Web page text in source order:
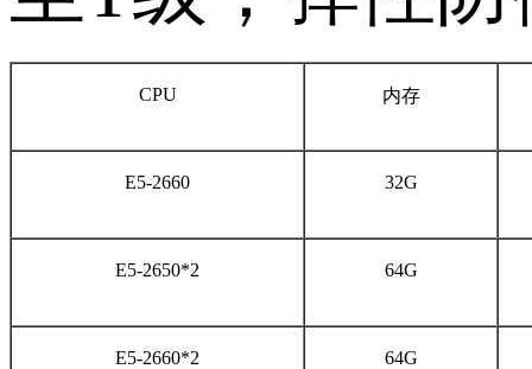
CPU 内存
E5-2660 32G
E5-2650*2 64G
E5-2660*2 64G